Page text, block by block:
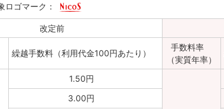
ロゴマーク：
改定前
繰越手数料（利用代金100円あたり）
手数料率
（実質年率）
1.50円
3.00円